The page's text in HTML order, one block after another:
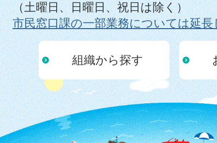
（土曜日、日曜日、祝日は除く）
市民窓口課の一部業務については延
組織から探す